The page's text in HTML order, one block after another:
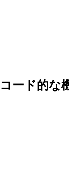
ード的な